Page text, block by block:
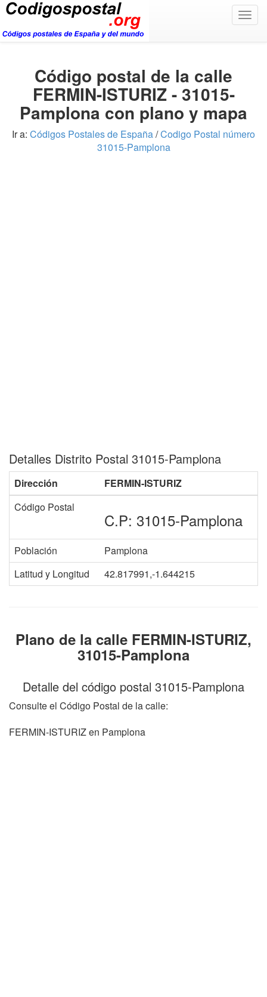
Código postal de la calle
FERMIN-ISTURIZ - 31015-
Pamplona con plano y mapa
Ir a: Códigos Postales de España/Codigo Postal número
31015-Pamplona
Detalles Distrito Postal 31015-Pamplona
Dirección
FERMIN-ISTURIZ
Código Postal
C.P: 31015-Pamplona
Población
Pamplona
Latitud y Longitud
42.817991,-1.644215
Plano de la calle FERMIN-ISTURIZ,
31015-Pamplona
Detalle del código postal 31015-Pamplona
Consulte el Código Postal de la calle:
FERMIN-ISTURIZ en Pamplona